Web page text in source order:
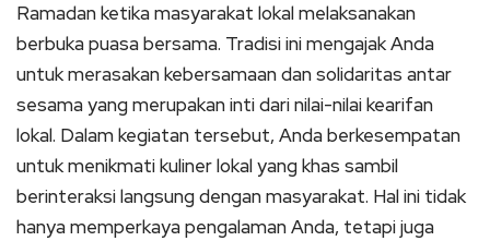
Ramadan ketika masyarakat lokal melaksanakan
berbuka puasa bersama. Tradisi ini mengajak Anda
untuk merasakan kebersamaan dan solidaritas antar
sesama yang merupakan inti dari nilai-nilai kearifan
lokal. Dalam kegiatan tersebut, Anda berkesempatan
untuk menikmati kuliner lokal yang khas sambil
berinteraksi langsung dengan masyarakat. Hal ini tidak
hanya memperkaya pengalaman Anda, tetapi juga